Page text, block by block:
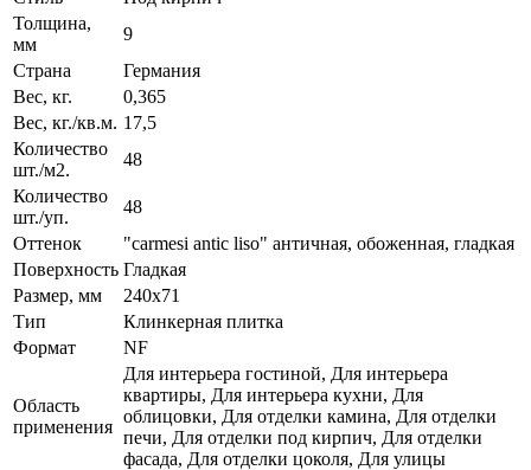
Толщина,
мм
9
Страна
Германия
Вес, кг.
0,365
Вес, кг./кв.м. 17,5
Количество
шт./м2.
48
Количество
шт./уп.
48
Оттенок
"carmesi antic liso" античная, обоженная, гладкая
Поверхность Гладкая
Размер, мм
240x71
Тип
Клинкерная плитка
Формат
NF
Область
применения
Для интерьера гостиной, Для интерьера
квартиры, Для интерьера кухни, Для
облицовки, Для отделки камина, Для отделки
печи, Для отделки под кирпич, Для отделки
фасада, Для отделки цоколя, Для улицы